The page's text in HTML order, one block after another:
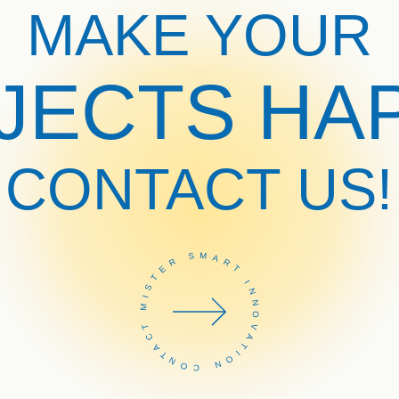
MAKE YOUR
CONTACT US!
CONTACT MISTER SMART INNOVATION